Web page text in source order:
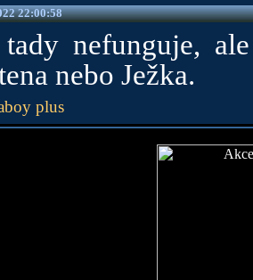
22:00:58
nefunguje,
nebo Ježka.
plus